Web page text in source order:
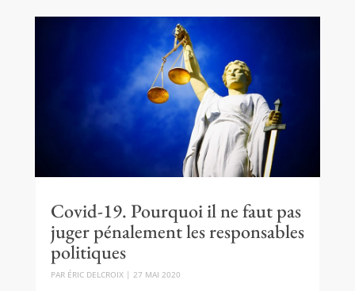
Covid-19. Pourquoi il ne faut pas
juger pénalement les responsables
politiques
PAR ÉRIC DELCROIX| 27 MAI 2020